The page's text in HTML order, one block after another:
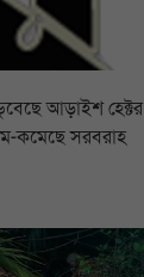
আড়াইশ হেক্টর
কমেছে সরবরাহ